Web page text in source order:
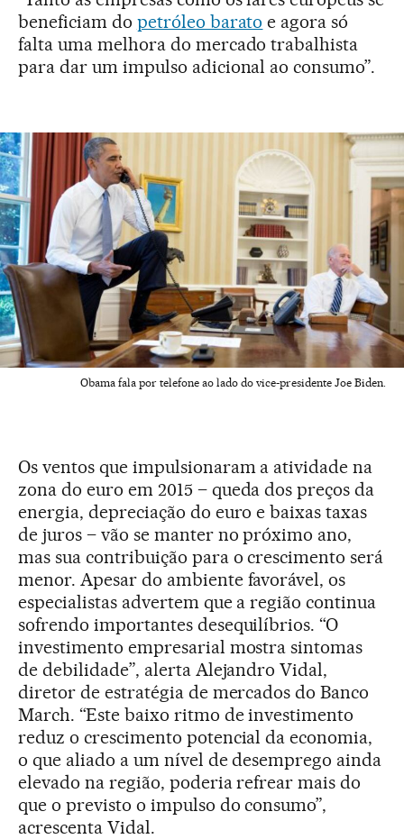
beneficiam do petróleo barato e agora só
falta uma melhora do mercado trabalhista
para dar um impulso adicional ao consumo”.
Obama fala por telefone ao lado do vice-presidente Joe Biden.
Os ventos que impulsionaram a atividade na
zona do euro em 2015 – queda dos preços da
energia, depreciação do euro e baixas taxas
de juros – vão se manter no próximo ano,
mas sua contribuição para o crescimento será
menor. Apesar do ambiente favorável, os
especialistas advertem que a região continua
sofrendo importantes desequilíbrios. “O
investimento empresarial mostra sintomas
de debilidade”, alerta Alejandro Vidal,
diretor de estratégia de mercados do Banco
March. “Este baixo ritmo de investimento
reduz o crescimento potencial da economia,
o que aliado a um nível de desemprego ainda
elevado na região, poderia refrear mais do
que o previsto o impulso do consumo”,
acrescenta Vidal.